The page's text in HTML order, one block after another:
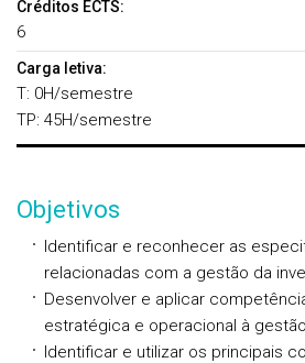
Créditos ECTS:
6
Carga letiva:
T: 0H/semestre
TP: 45H/semestre
Objetivos
Identificar e reconhecer as
relacionadas com a gestão da
Desenvolver e aplicar
estratégica e operacional à
Identificar e utilizar os principais